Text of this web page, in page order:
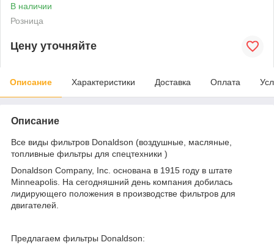
В наличии
Розница
Цену уточняйте
Описание Характеристики Доставка Оплата
Описание
Все виды фильтров Donaldson (воздушные, масляные,
топливные фильтры для спецтехники )
Donaldson Company, Inc. основана в 1915 году в штате
Minneapolis. На сегодняшний день компания добилась
лидирующего положения в производстве фильтров для
двигателей.
Предлагаем фильтры Donaldson: